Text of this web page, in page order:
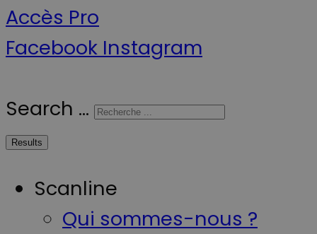
Accès Pro
Facebook Instagram
Search ...
Results
Scanline
Qui sommes-nous ?